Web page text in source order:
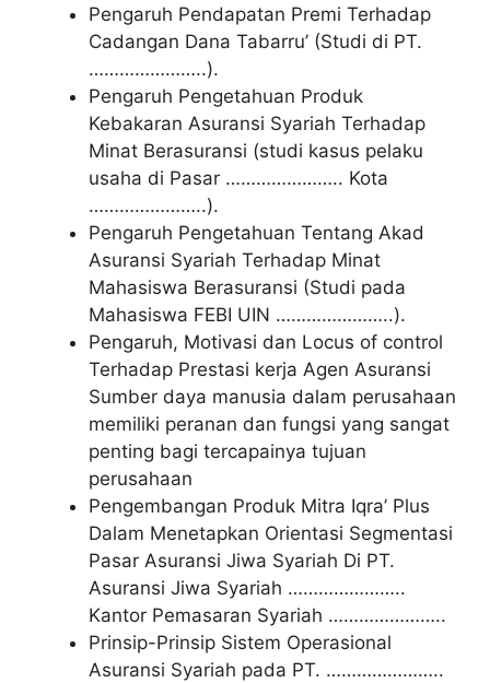
Pengaruh Pendapatan Premi Terhadap
Cadangan Dana Tabarru’ (Studi di PT.
…………………..).
Pengaruh Pengetahuan Produk
Kebakaran Asuransi Syariah Terhadap
Minat Berasuransi (studi kasus pelaku
usaha di Pasar ………………….. Kota
…………………..).
Pengaruh Pengetahuan Tentang Akad
Asuransi Syariah Terhadap Minat
Mahasiswa Berasuransi (Studi pada
Mahasiswa FEBI UIN …………………..).
Pengaruh, Motivasi dan Locus of control
Terhadap Prestasi kerja Agen Asuransi
Sumber daya manusia dalam perusahaan
memiliki peranan dan fungsi yang sangat
penting bagi tercapainya tujuan
perusahaan
Pengembangan Produk Mitra Iqra’ Plus
Dalam Menetapkan Orientasi Segmentasi
Pasar Asuransi Jiwa Syariah Di PT.
Asuransi Jiwa Syariah …………………..
Kantor Pemasaran Syariah …………………..
Prinsip-Prinsip Sistem Operasional
Asuransi Syariah pada PT. …………………..